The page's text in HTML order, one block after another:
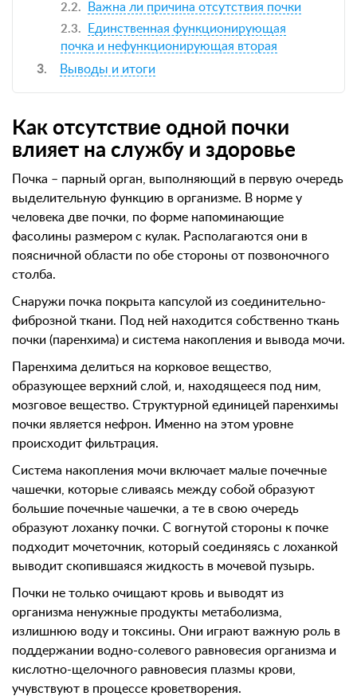
Важна ли причина отсутствия почки
Единственная функционирующая
почка и нефункционирующая вторая
Выводы и итоги
Как отсутствие одной почки
влияет на службу и здоровье
Почка – парный орган, выполняющий в первую очередь
выделительную функцию в организме. В норме у
человека две почки, по форме напоминающие
фасолины размером с кулак. Располагаются они в
поясничной области по обе стороны от позвоночного
столба.
Снаружи почка покрыта капсулой из соединительно-
фиброзной ткани. Под ней находится собственно ткань
почки (паренхима) и система накопления и вывода мочи.
Паренхима делиться на корковое вещество,
образующее верхний слой, и, находящееся под ним,
мозговое вещество. Структурной единицей паренхимы
почки является нефрон. Именно на этом уровне
происходит фильтрация.
Система накопления мочи включает малые почечные
чашечки, которые сливаясь между собой образуют
большие почечные чашечки, а те в свою очередь
образуют лоханку почки. С вогнутой стороны к почке
подходит мочеточник, который соединяясь с лоханкой
выводит скопившаяся жидкость в мочевой пузырь.
Почки не только очищают кровь и выводят из
организма ненужные продукты метаболизма,
излишнюю воду и токсины. Они играют важную роль в
поддержании водно-солевого равновесия организма и
кислотно-щелочного равновесия плазмы крови,
учувствуют в процессе кроветворения.